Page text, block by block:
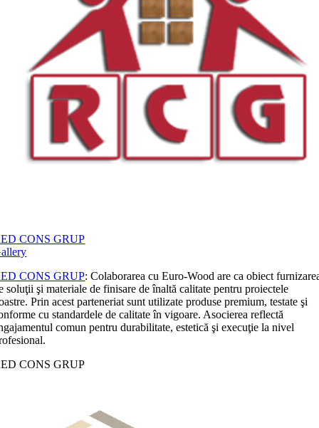
CONS GRUP
CONS GRUP: Colaborarea cu Euro-Wood are ca obiect
soluţii şi materiale de finisare de înaltă calitate pentru proiectele
Prin acest parteneriat sunt utilizate produse premium, testate şi
cu standardele de calitate în vigoare. Asocierea reflectă
comun pentru durabilitate, estetică şi execuţie la nivel
CONS GRUP